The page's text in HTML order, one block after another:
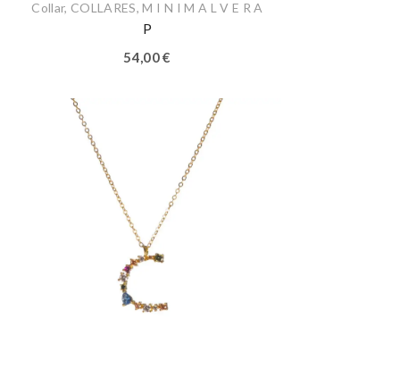
Collar, COLLARES,M I N I M A L V E R A
P
54,00€